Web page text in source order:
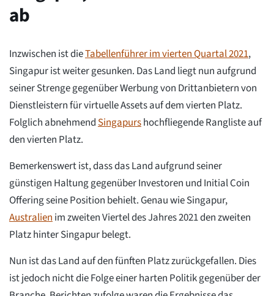
ab
Inzwischen ist dieTabellenführer im vierten Quartal 2021,
Singapur ist weiter gesunken. Das Land liegt nun aufgrund
seiner Strenge gegenüber Werbung von Drittanbietern von
Dienstleistern für virtuelle Assets auf dem vierten Platz.
Folglich abnehmend Singapurshochfliegende Rangliste auf
den vierten Platz.
Bemerkenswert ist, dass das Land aufgrund seiner
günstigen Haltung gegenüber Investoren und Initial Coin
Offering seine Position behielt. Genau wie Singapur,
Australien im zweiten Viertel des Jahres 2021 den zweiten
Platz hinter Singapur belegt.
Nun ist das Land auf den fünften Platz zurückgefallen. Dies
ist jedoch nicht die Folge einer harten Politik gegenüber der